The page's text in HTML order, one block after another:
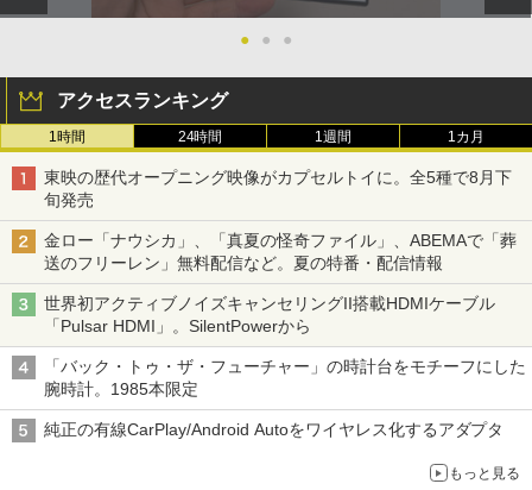
● ● ●
アクセスランキング
1時間 24時間 1週間 1カ月
東映の歴代オープニング映像がカプセルトイに。全5種で8月下
旬発売
金ロー「ナウシカ」、「真夏の怪奇ファイル」、ABEMAで「葬
送のフリーレン」無料配信など。夏の特番・配信情報
世界初アクティブノイズキャンセリングII搭載HDMIケーブル
「Pulsar HDMI」。SilentPowerから
「バック・トゥ・ザ・フューチャー」の時計台をモチーフにした
腕時計。1985本限定
純正の有線CarPlay/Android Autoをワイヤレス化するアダプタ
もっと見る